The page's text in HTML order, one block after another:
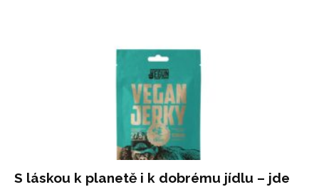
S láskou k planetě i k dobrému jídlu – jde